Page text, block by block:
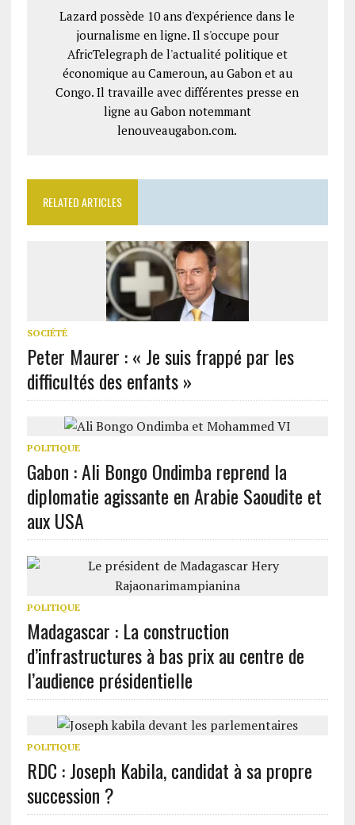
Lazard possède 10 ans d'expérience dans le
journalisme en ligne. Il s'occupe pour
AfricTelegraph de l'actualité politique et
économique au Cameroun, au Gabon et au
Congo. Il travaille avec différentes presse en
ligne au Gabon notemmant
lenouveaugabon.com.
RELATED ARTICLES
SOCIÉTÉ
Peter Maurer : « Je suis frappé par les
difficultés des enfants »
POLITIQUE
Gabon : Ali Bongo Ondimba reprend la
diplomatie agissante en Arabie Saoudite et
aux USA
POLITIQUE
Madagascar : La construction
d’infrastructures à bas prix au centre de
l’audience présidentielle
POLITIQUE
RDC : Joseph Kabila, candidat à sa propre
succession ?